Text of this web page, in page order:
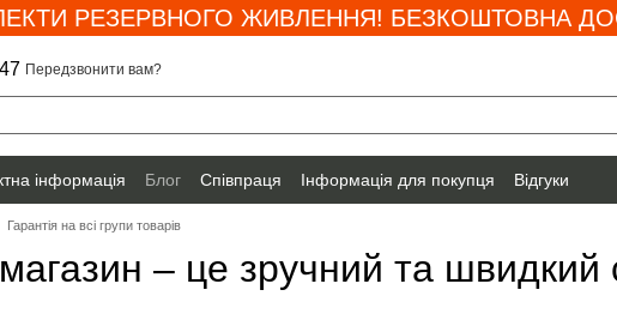
РЕЗЕРВНОГО ЖИВЛЕННЯ! БЕЗКОШТОВНА
Передзвонити вам?
інформація Блог Співпраця Інформація для покупця
Відгуки
Гарантія на всі групи товарів
– це зручний та швидкий